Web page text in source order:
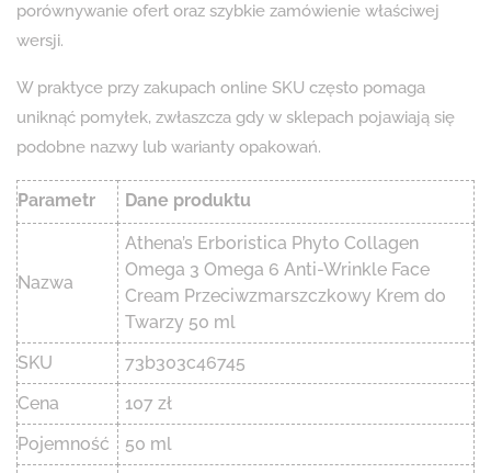
porównywanie ofert oraz szybkie zamówienie właściwej
wersji.
W praktyce przy zakupach online SKU często pomaga
uniknąć pomyłek, zwłaszcza gdy w sklepach pojawiają się
podobne nazwy lub warianty opakowań.
Parametr Dane produktu
Nazwa
Athena’s Erboristica Phyto Collagen
Omega 3 Omega 6 Anti-Wrinkle Face
Cream Przeciwzmarszczkowy Krem ​​do
Twarzy 50 ml
SKU
73b303c46745
Cena
107 zł
Pojemność
50 ml